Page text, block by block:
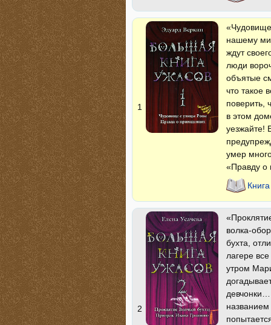
1
нашему
ждут
люди
объятые
что такое
поверить,
в этом
уезжайте!
умер
«Правду о
2
волка-
бухта,
лагере
утром